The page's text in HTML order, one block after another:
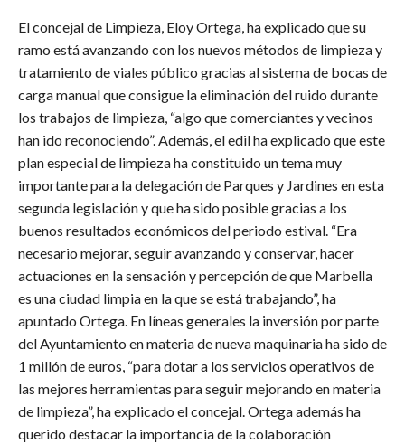
El concejal de Limpieza, Eloy Ortega, ha explicado que su
ramo está avanzando con los nuevos métodos de limpieza y
tratamiento de viales público gracias al sistema de bocas de
carga manual que consigue la eliminación del ruido durante
los trabajos de limpieza, “algo que comerciantes y vecinos
han ido reconociendo”. Además, el edil ha explicado que este
plan especial de limpieza ha constituido un tema muy
importante para la delegación de Parques y Jardines en esta
segunda legislación y que ha sido posible gracias a los
buenos resultados económicos del periodo estival. “Era
necesario mejorar, seguir avanzando y conservar, hacer
actuaciones en la sensación y percepción de que Marbella
es una ciudad limpia en la que se está trabajando”, ha
apuntado Ortega. En líneas generales la inversión por parte
del Ayuntamiento en materia de nueva maquinaria ha sido de
1 millón de euros, “para dotar a los servicios operativos de
las mejores herramientas para seguir mejorando en materia
de limpieza”, ha explicado el concejal. Ortega además ha
querido destacar la importancia de la colaboración